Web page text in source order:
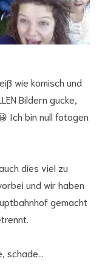
wie komisch und
Bildern gucke,
Ich bin null fotogen
dies viel zu
und wir haben
gemacht
schade…